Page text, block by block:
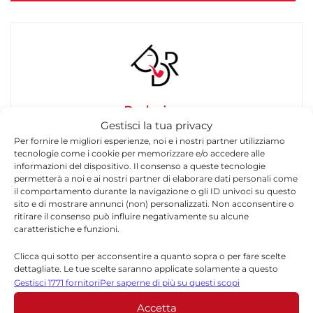
Gestisci la tua privacy
Per fornire le migliori esperienze, noi e i nostri partner utilizziamo
tecnologie come i cookie per memorizzare e/o accedere alle
informazioni del dispositivo. Il consenso a queste tecnologie
permetterà a noi e ai nostri partner di elaborare dati personali come
il comportamento durante la navigazione o gli ID univoci su questo
sito e di mostrare annunci (non) personalizzati. Non acconsentire o
ritirare il consenso può influire negativamente su alcune
caratteristiche e funzioni.
Clicca qui sotto per acconsentire a quanto sopra o per fare scelte
dettagliate. Le tue scelte saranno applicate solamente a questo
sito. È possibile modificare le impostazioni in qualsiasi momento,
compreso il ritiro del consenso, utilizzando i pulsanti della Cookie
Policy o cliccando sul pulsante di gestione del consenso nella parte
Gestisci 1771 fornitoriPer saperne di più su questi scopi
Accetta
Redazione
La redazione di Quotidianodiragusa.it è composta
da giornalisti, collaboratori e professionisti
dell’informazione che ogni giorno lavorano per
offrire notizie, approfondimenti e contenuti
accurati dedicati alla Sicilia, all’attualità, alla
politica, alla cronaca, alla cultura e allo sport. Un
team dinamico e indipendente che garantisce